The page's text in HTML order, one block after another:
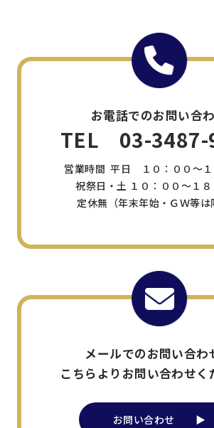
お電話でのお問い合
TEL 03-3487-
営業時間 平日 １０：００～１
祝祭日・土 １０：００～１８
定休無（年末年始・ＧＷ等は
メールでのお問い合わ
こちらよりお問い合わせく
お問い合わせ ▶︎